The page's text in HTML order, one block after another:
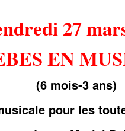
27
EN
(6 mois-3 ans)
pour les